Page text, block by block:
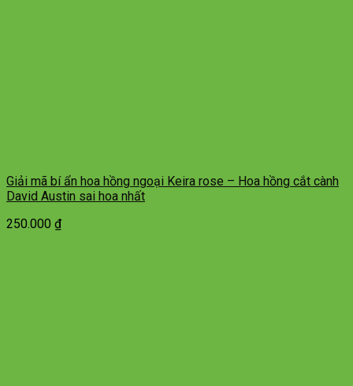
Giải mã bí ẩn hoa hồng ngoại Keira rose – Hoa hồng cắt cành
David Austin sai hoa nhất
250.000 ₫